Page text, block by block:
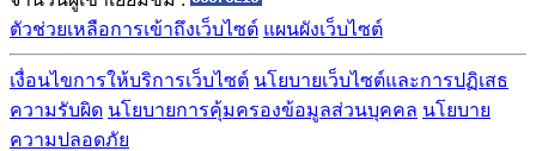
ตัวช่วยเหลือการเข้าถึงเว็บไซต์ แผนผังเว็บไซต์
เงื่อนไขการให้บริการเว็บไซต์ นโยบายเว็บไซต์และการปฏิเสธ
ความรับผิด นโยบายการคุ้มครองข้อมูลส่วนบุคคล นโยบาย
ความปลอดภัย